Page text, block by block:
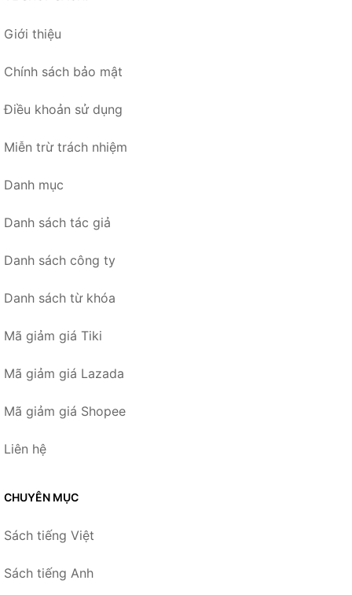
Giới thiệu
Chính sách bảo mật
Điều khoản sử dụng
Miễn trừ trách nhiệm
Danh mục
Danh sách tác giả
Danh sách công ty
Danh sách từ khóa
Mã giảm giá Tiki
Mã giảm giá Lazada
Mã giảm giá Shopee
Liên hệ
CHUYÊN MỤC
Sách tiếng Việt
Sách tiếng Anh